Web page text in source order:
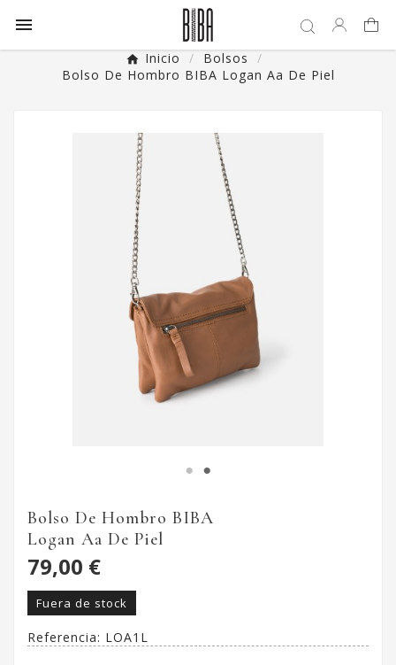

Inicio
Bolsos
Bolso De Hombro BIBA Logan Aa De Piel
Bolso De Hombro BIBA
Logan Aa De Piel
79,00 €
Fuera de stock
Referencia: LOA1L